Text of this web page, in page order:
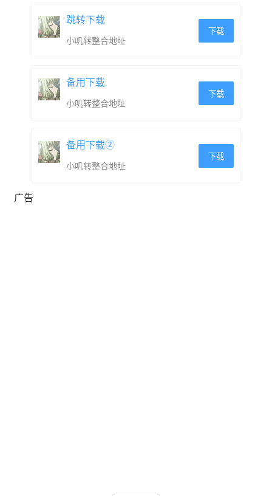
跳转下载
小叽转整合地址
下载
备用下载
小叽转整合地址
下载
备用下载②
小叽转整合地址
下载
广告